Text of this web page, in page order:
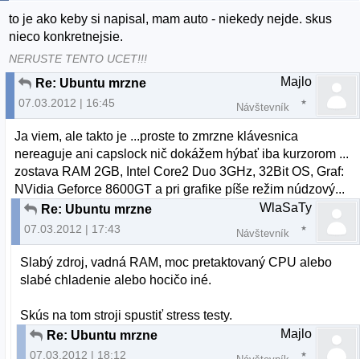
to je ako keby si napisal, mam auto - niekedy nejde. skus
nieco konkretnejsie.
NERUSTE TENTO UCET!!!
Re: Ubuntu mrzne
07.03.2012 | 16:45
Majlo
Návštevník
Ja viem, ale takto je ...proste to zmrzne klávesnica
nereaguje ani capslock nič dokážem hýbať iba kurzorom ...
zostava RAM 2GB, Intel Core2 Duo 3GHz, 32Bit OS, Graf:
NVidia Geforce 8600GT a pri grafike píše režim núdzový...
Re: Ubuntu mrzne
07.03.2012 | 17:43
WlaSaTy
Návštevník
Slabý zdroj, vadná RAM, moc pretaktovaný CPU alebo
slabé chladenie alebo hocičo iné.
Skús na tom stroji spustiť stress testy.
Re: Ubuntu mrzne
07.03.2012 | 18:12
Majlo